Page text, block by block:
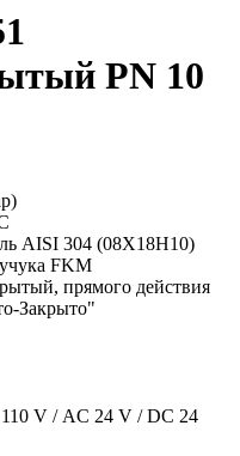
PN 10
AISI 304 (08Х18Н10)
FKM
прямого действия
Закрыто"
V / AC 24 V / DC 24